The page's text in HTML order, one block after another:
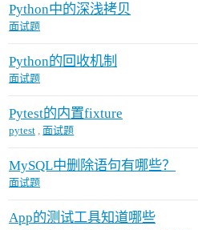
Python中的深浅拷贝
面试题
Python的回收机制
面试题
Pytest的内置fixture
pytest ,面试题
MySQL中删除语句有哪些？
面试题
App的测试工具知道哪些